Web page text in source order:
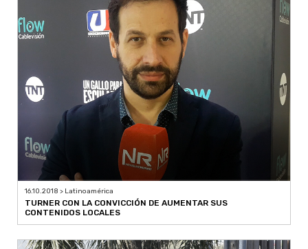
16.10.2018 > Latinoamérica
TURNER CON LA CONVICCIÓN DE AUMENTAR SUS
CONTENIDOS LOCALES